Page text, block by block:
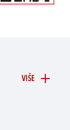
VIŠE